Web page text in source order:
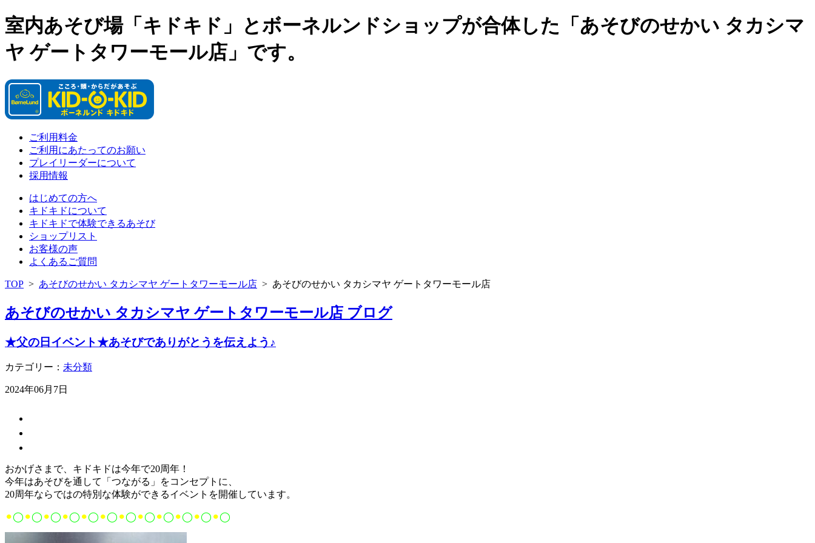
室内あそび場「キドキド」とボーネルンドショップが合体した「あそびのせかい タカシマ
ヤ ゲートタワーモール店」です。
ご利用料金
ご利用にあたってのお願い
プレイリーダーについて
採用情報
はじめての方へ
キドキドについて
キドキドで体験できるあそび
ショップリスト
お客様の声
よくあるご質問
TOP > あそびのせかい タカシマヤ ゲートタワーモール店 > あそびのせかい タカシマヤ ゲートタワーモール店
あそびのせかい タカシマヤ ゲートタワーモール店 ブログ
★父の日イベント★あそびでありがとうを伝えよう♪
カテゴリー： 未分類
2024年06月7日
おかげさまで、キドキドは今年で20周年！
今年はあそびを通して「つながる」をコンセプトに、
20周年ならではの特別な体験ができるイベントを開催しています。
⚫︎◯ ⚫︎◯ ⚫︎◯ ⚫︎◯ ⚫︎◯ ⚫︎◯ ⚫︎◯ ⚫︎◯ ⚫︎◯ ⚫︎◯ ⚫︎◯ ⚫︎◯